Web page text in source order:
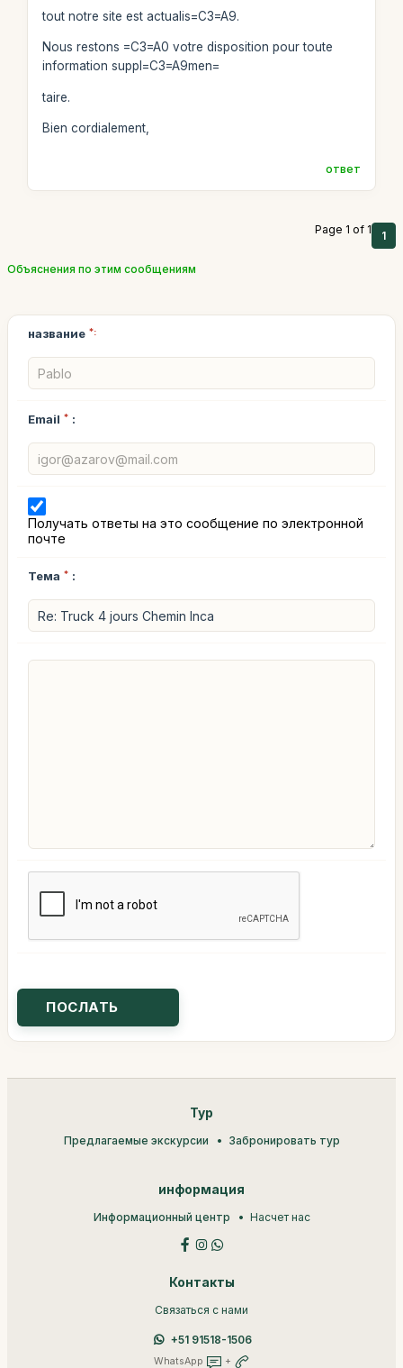
tout notre site est actualis=C3=A9.
Nous restons =C3=A0 votre disposition pour toute
information suppl=C3=A9men=
taire.
Bien cordialement,
ответ
Page 1 of 1 1
Объяснения по этим сообщениям
название *:
Email * :
Получать ответы на это сообщение по электронной
почте
Тема * :
Тур
Предлагаемые экскурсии Забронировать тур
информация
Информационный центр Насчет нас
Контакты
Связаться с нами
+51 91518-1506
WhatsApp +